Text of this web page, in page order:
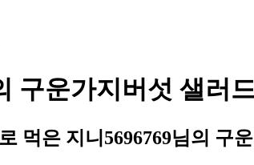
구운가지버섯 샐러
먹은 지니5696769님의 구